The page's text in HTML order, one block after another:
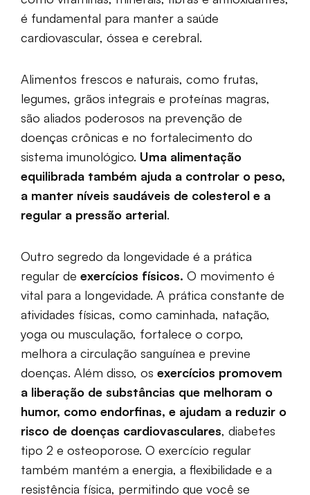
é fundamental para manter a saúde
cardiovascular, óssea e cerebral.
Alimentos frescos e naturais, como frutas,
legumes, grãos integrais e proteínas magras,
são aliados poderosos na prevenção de
doenças crônicas e no fortalecimento do
sistema imunológico. Uma alimentação
equilibrada também ajuda a controlar o peso,
a manter níveis saudáveis de colesterol e a
regular a pressão arterial.
Outro segredo da longevidade é a prática
regular de exercícios físicos. O movimento é
vital para a longevidade. A prática constante de
atividades físicas, como caminhada, natação,
yoga ou musculação, fortalece o corpo,
melhora a circulação sanguínea e previne
doenças. Além disso, os exercícios promovem
a liberação de substâncias que melhoram o
humor, como endorfinas, e ajudam a reduzir o
risco de doenças cardiovasculares, diabetes
tipo 2 e osteoporose. O exercício regular
também mantém a energia, a flexibilidade e a
resistência física, permitindo que você se